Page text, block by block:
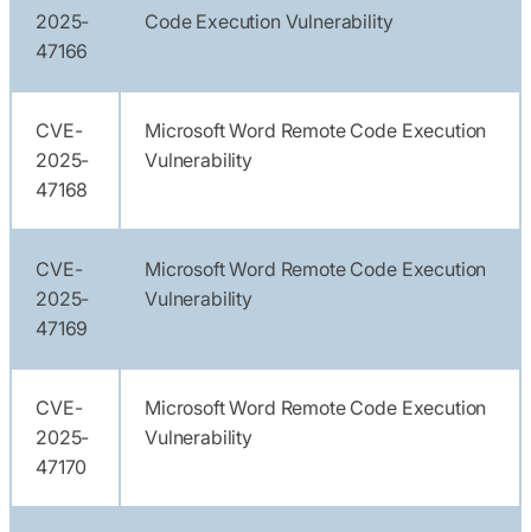
2025-
47166
Code Execution Vulnerability
CVE-
2025-
47168
Microsoft Word Remote Code Execution
Vulnerability
CVE-
2025-
47169
Microsoft Word Remote Code Execution
Vulnerability
CVE-
2025-
47170
Microsoft Word Remote Code Execution
Vulnerability